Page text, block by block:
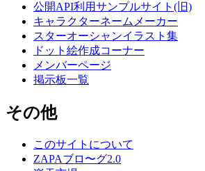
公開API利用サンプルサイト(旧)
キャラクターネームメーカー
スターオーシャンイラスト集
ドット絵作成コーナー
メンバーページ
掲示板一覧
その他
このサイトについて
ZAPAブロ〜グ2.0